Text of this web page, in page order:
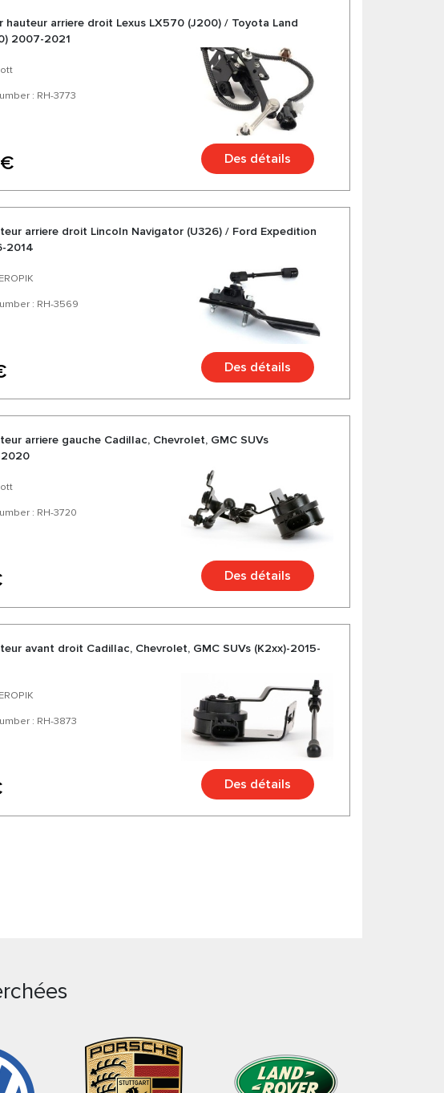
hauteur arriere droit Lexus LX570 (J200) / Toyota Land
2007-2021
: RH-3773
Des détails
arriere droit Lincoln Navigator (U326) / Ford Expedition
2014
: RH-3569
Des détails
arriere gauche Cadillac, Chevrolet, GMC SUVs
2020
: RH-3720
Des détails
avant droit Cadillac, Chevrolet, GMC SUVs (K2xx)-2015-
: RH-3873
Des détails